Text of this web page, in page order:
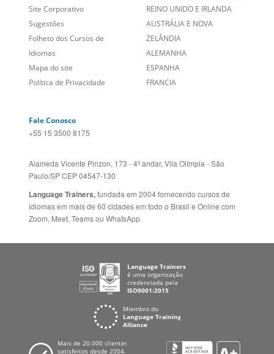
Social
Site Corporativo
Sugestões
Folheto dos Cursos de
Idiomas
Mapa do site
CANADÁ (EN) / CANADÁ (FR)
REINO UNIDO E IRLANDA
AUSTRÁLIA E NOVA
ZELÂNDIA
ALEMANHA
ESPANHA
Fale Conosco
Alameda Vicente Pinzon, 173 - 4º andar, Vila Olímpia - São
Paulo/SP CEP 04547-130
Language Trainers, fundada em 2004 fornecendo cursos de
idiomas em mais de 60 cidades em todo o Brasil e Online com